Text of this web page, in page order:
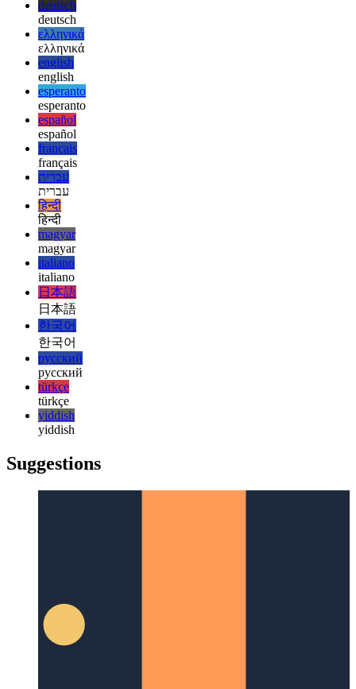
afrikaans
afrikaans
العربية
العربية
deutsch
deutsch
ελληνικά
ελληνικά
english
english
esperanto
esperanto
español
español
français
français
עברית
עברית
हिन्दी
हिन्दी
magyar
magyar
italiano
italiano
日本語
日本語
한국어
한국어
русский
русский
türkçe
yiddish